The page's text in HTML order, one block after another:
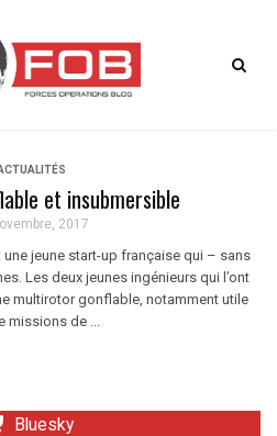
et insubmersible
2017
jeune start-up française qui – sans
Les deux jeunes ingénieurs qui l’ont
multirotor gonflable, notamment utile
missions de ...
Bluesky